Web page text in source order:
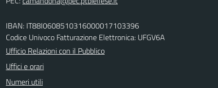
IBAN: IT88I0608510316000017103396
Codice Univoco Fatturazione Elettronica: UFGV6A
Ufficio Relazioni con il Pubblico
Uffici e orari
Numeri utili